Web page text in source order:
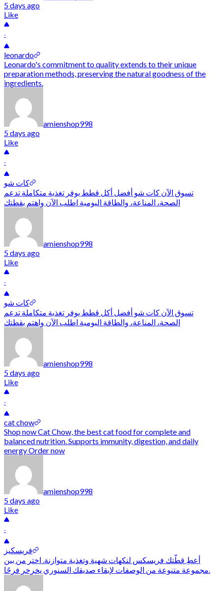
5 days ago
Like
-
leonardo
Leonardo's commitment to quality extends to their unique
preparation methods, preserving the natural goodness of the
ingredients.
amienshop998
5 days ago
Like
-
كات شو
تسوق الآن كات شو أفضل أكل قطط يوفر تغذية متكاملة تدعم
الصحة، المناعة، والطاقة اليومية اطلب الآن واهتم بقطتك
amienshop998
5 days ago
Like
-
كات شو
تسوق الآن كات شو أفضل أكل قطط يوفر تغذية متكاملة تدعم
الصحة، المناعة، والطاقة اليومية اطلب الآن واهتم بقطتك
amienshop998
5 days ago
Like
-
cat chow
Shop now Cat Chow, the best cat food for complete and
balanced nutrition. Supports immunity, digestion, and daily
energy Order now
amienshop998
5 days ago
Like
-
فريسكيز
أعطِ قطّتك فريسكس لنكهات شهية وتغذية متوازنة. اختر من بين
مجموعة متنوعة من الوصفات لإبقاء صديقك السنوري يخرخر فرحًا.